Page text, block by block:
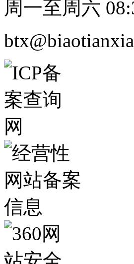
周一至周六